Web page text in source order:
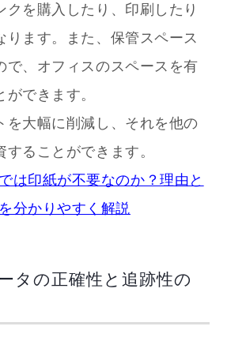
クを購入したり、印刷したり
ります。また、保管スペース
で、オフィスのスペースを有
できます。
を大幅に削減し、それを他の
ることができます。
は印紙が不要なのか？理由と
分かりやすく解説
タの正確性と追跡性の